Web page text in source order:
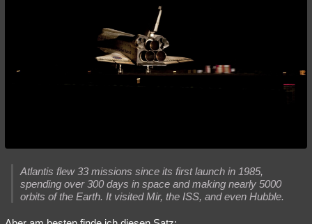
Atlantis flew 33 missions since its first launch in 1985,
spending over 300 days in space and making nearly 5000
orbits of the Earth. It visited Mir, the ISS, and even Hubble.